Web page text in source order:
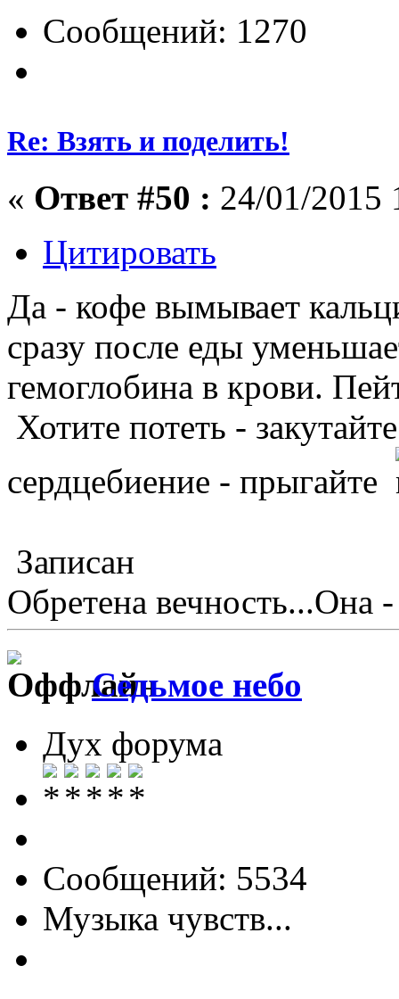
Сообщений: 1270
Re: Взять и поделить!
« Ответ #50 : 24/01/2015
Цитировать
Да - кофе вымывает
сразу после еды
гемоглобина в крови.
Хотите потеть -
сердцебиение - прыгайте
Записан
Обретена вечность...Она
Седьмое небо
Дух форума
Сообщений: 5534
Музыка чувств...